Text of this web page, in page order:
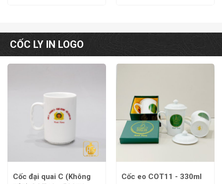
CỐC LY IN LOGO
Cốc đại quai C (Không
Cốc eo COT11 - 330ml